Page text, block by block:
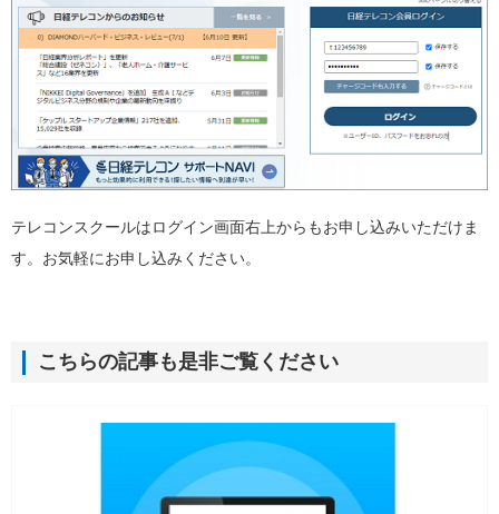
テレコンスクールはログイン画面右上からもお申し込みいただけま
す。お気軽にお申し込みください。
こちらの記事も是非ご覧ください